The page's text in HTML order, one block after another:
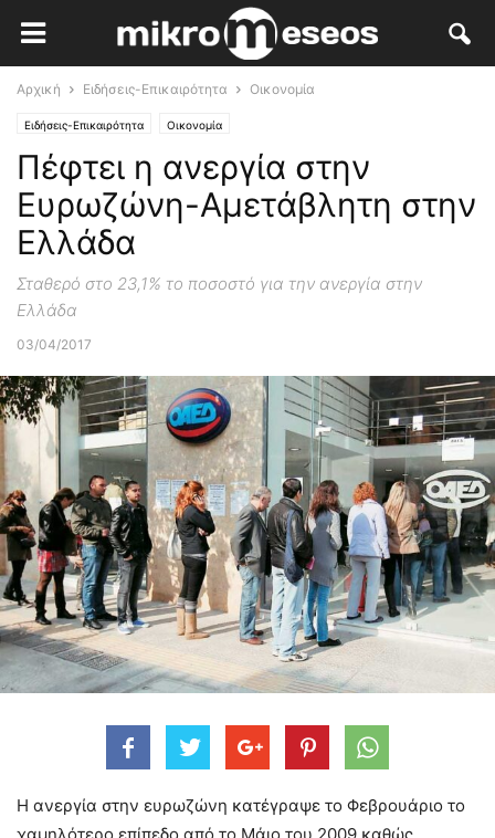
Αρχική Ειδήσεις-Επικαιρότητα Οικονομία
Ειδήσεις-Επικαιρότητα Οικονομία
Πέφτει η ανεργία στην
Ευρωζώνη-Αμετάβλητη στην
Ελλάδα
Σταθερό στο 23,1% το ποσοστό για την ανεργία στην
Ελλάδα
03/04/2017
H ανεργία στην ευρωζώνη κατέγραψε το Φεβρουάριο το